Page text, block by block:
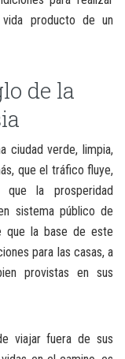
producto de un
de la
ciudad verde, limpia,
que el tráfico fluye,
la prosperidad
sistema público de
que la base de este
para las casas, a
provistas en sus
viajar fuera de sus